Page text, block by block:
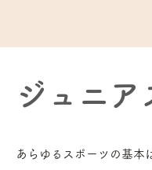
ジュニア
あらゆるスポーツの基本